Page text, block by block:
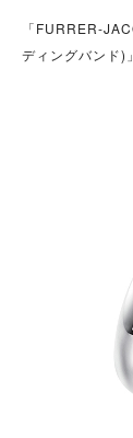
「FURRER-
ディングバンド)